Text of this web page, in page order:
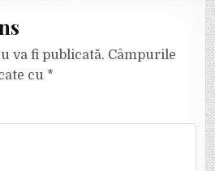
va fi publicată. Câmpurile
cu *